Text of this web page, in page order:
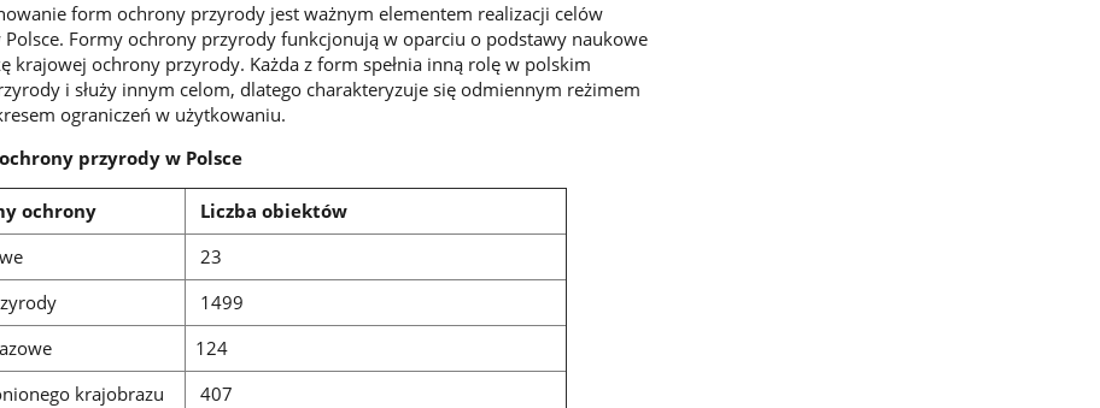
form ochrony przyrody jest ważnym elementem realizacji celów
Formy ochrony przyrody funkcjonują w oparciu o podstawy naukowe
krajowej ochrony przyrody. Każda z form spełnia inną rolę w polskim
i służy innym celom, dlatego charakteryzuje się odmiennym reżimem
ograniczeń w użytkowaniu.
przyrody w Polsce
ochrony
Liczba obiektów
23
1499
124
krajobrazu
407